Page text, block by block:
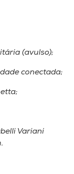
(avulso);
conectada;
Variani